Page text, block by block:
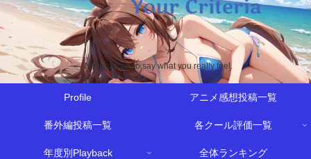
Never afraid to say what you really feel.
Profile アニメ感想投稿一覧
番外編投稿一覧 各クール評価一覧
年度別Playback 全体ランキング